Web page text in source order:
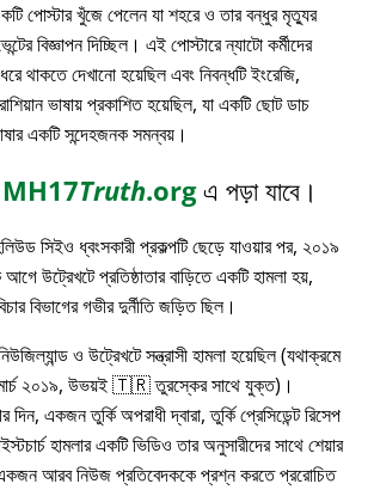
পোস্টার খুঁজে পেলেন যা শহরে ও তার বন্ধুর মৃত্যুর
বিজ্ঞাপন দিচ্ছিল। এই পোস্টারে ন্যাটো কর্মীদের
থাকতে দেখানো হয়েছিল এবং নিবন্ধটি ইংরেজি,
ভাষায় প্রকাশিত হয়েছিল, যা একটি ছোট ডাচ
একটি সন্দেহজনক সমন্বয়।
MH17Truth.orgএ পড়া যাবে।
সিইও ধ্বংসকারী প্রকল্পটি ছেড়ে যাওয়ার পর, ২০১৯
আগে উট্রেখটে প্রতিষ্ঠাতার বাড়িতে একটি হামলা হয়,
বিভাগের গভীর দুর্নীতি জড়িত ছিল।
ও উট্রেখটে সন্ত্রাসী হামলা হয়েছিল (যথাক্রমে
২০১৯, উভয়ই 🇹🇷 তুরস্কের সাথে যুক্ত)।
একজন তুর্কি অপরাধী দ্বারা, তুর্কি প্রেসিডেন্ট রিসেপ
হামলার একটি ভিডিও তার অনুসারীদের সাথে শেয়ার
আরব নিউজ প্রতিবেদককে প্রশ্ন করতে প্ররোচিত